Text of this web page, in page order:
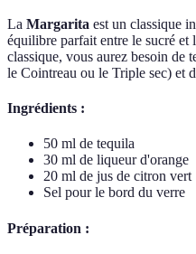
La Margarita est un classique
équilibre parfait entre le sucré et
classique, vous aurez besoin de
le Cointreau ou le Triple sec) et
Ingrédients :
50 ml de tequila
30 ml de liqueur d'orange
20 ml de jus de citron vert
Sel pour le bord du verre
Préparation :